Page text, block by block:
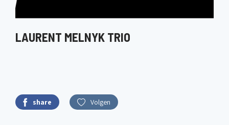
LAURENT MELNYK TRIO
share Volgen